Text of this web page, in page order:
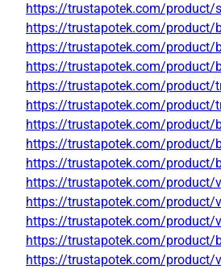
https://trustapotek.com/product/
https://trustapotek.com/product/
https://trustapotek.com/product/
https://trustapotek.com/product/
https://trustapotek.com/product/
https://trustapotek.com/product/
https://trustapotek.com/product/
https://trustapotek.com/product/
https://trustapotek.com/product/
https://trustapotek.com/product/
https://trustapotek.com/product/
https://trustapotek.com/product/
https://trustapotek.com/product/
https://trustapotek.com/product/